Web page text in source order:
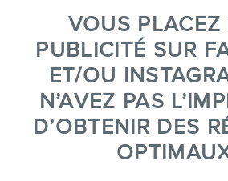
Formations
groupe
Audits web (SEO)
Ebooks
VOUS PLACEZ
PUBLICITÉ SUR
ET/OU
N’AVEZ PAS
D’OBTENIR DES